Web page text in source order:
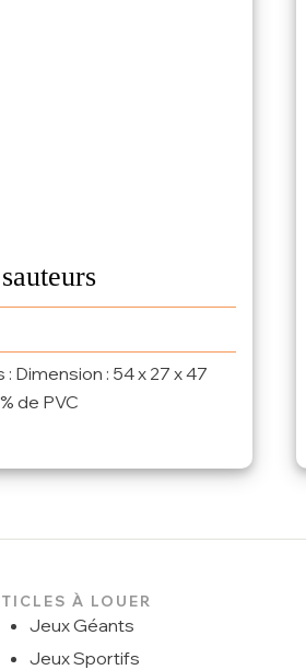
Dimension : 54 x 27 x 47
de PVC
À LOUER
Jeux Géants
Jeux Sportifs